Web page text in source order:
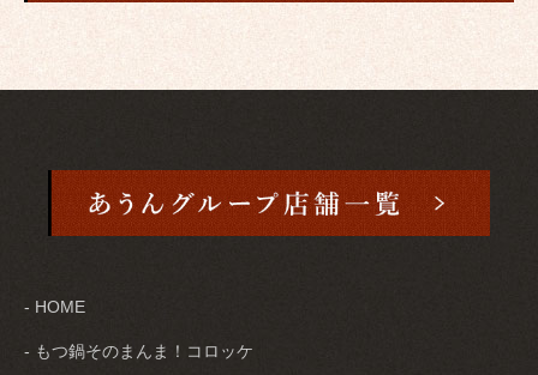
- HOME
- もつ鍋そのまんま！コロッケ